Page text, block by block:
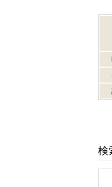
検